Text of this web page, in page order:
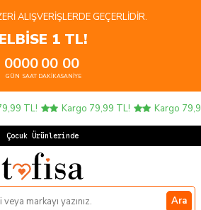
ALIŞVERIŞLERDE GEÇERLIDIR.
ELBİSE 1 TL!
00
GÜN
00
SAAT
00
DAKIKA
00
SANIYE
TL! Kargo 79,99 TL! Kargo 79,99
Çocuk Ürünlerinde 4 AL
Ara